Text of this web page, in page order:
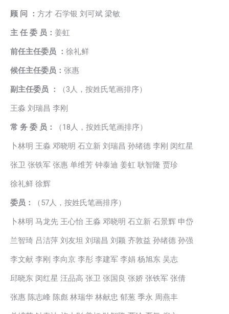
顾 问 ： 方才 石学银 刘可斌 梁敏
主 任 委 员： 姜虹
前任主任委员 ： 徐礼鲜
候任主任委员： 张惠
副主任委员 ： （3人，按姓氏笔画排序）
王淼 刘瑞昌 李刚
常 务 委 员： （18人，按姓氏笔画排序）
卜林明 王淼 邓晓明 石立新 刘瑞昌 孙绪德 李刚 闵红星
张卫 张铁军 张惠 单维芳 钟泰迪 姜虹 耿智隆 贾珍
徐礼鲜 徐辉
委员： （57人，按姓氏笔画排序）
卜林明 马龙先 王心怡 王淼 邓晓明 石立新 石景辉 申岱
兰智琦 吕洁萍 刘友坦 刘瑞昌 刘颖 齐敦益 孙绪德 孙强
李文献 李刚 李向京 李彤 李建军 李娟 杨旭东 吴志
邱晓东 闵红星 汪品高 张卫 张国良 张娇 张铁军 张倩
张惠 陈志峰 陈彪 林瑞华 林献忠 郁葱 季永 周燕丰